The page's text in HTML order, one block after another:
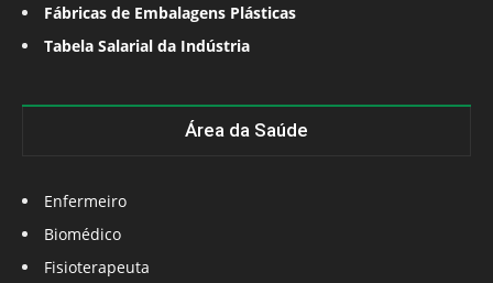
Fábricas de Embalagens Plásticas
Tabela Salarial da Indústria
Área da Saúde
Enfermeiro
Biomédico
Fisioterapeuta